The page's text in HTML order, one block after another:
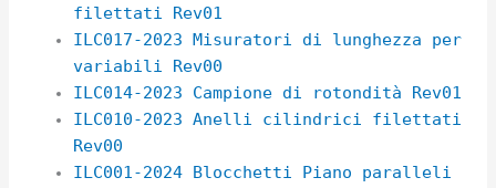
filettati Rev01
ILC017-2023 Misuratori di lunghezza per
variabili Rev00
ILC014-2023 Campione di rotondità Rev01
ILC010-2023 Anelli cilindrici filettati
Rev00
ILC001-2024 Blocchetti Piano paralleli